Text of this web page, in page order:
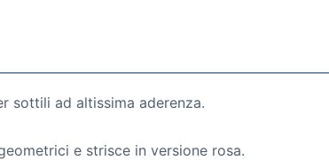
sottili ad altissima aderenza.
e strisce in versione rosa.